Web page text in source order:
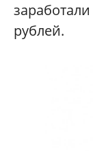
рублей.